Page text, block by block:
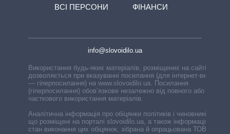
ВСІ ПЕРСОНИ
ФІНАНСИ
info@slovoidilo.ua
Використання будь-яких матеріалів, розміщених на сайті,
дозволяється при вказуванні посилання (для інтернет-видань
— гіперпосилання) на www.slovoidilo.ua. Посилання
(гіперпосилання) обов’язкове незалежно від повного або
часткового використання матеріалів.
Аналітична інформація про обіцянки політиків і чиновників,
що розміщені на порталі slovoidilo.ua, а також інформація про
стан виконання цих обіцянок, зібрана й опрацьована ТОВ «ІА